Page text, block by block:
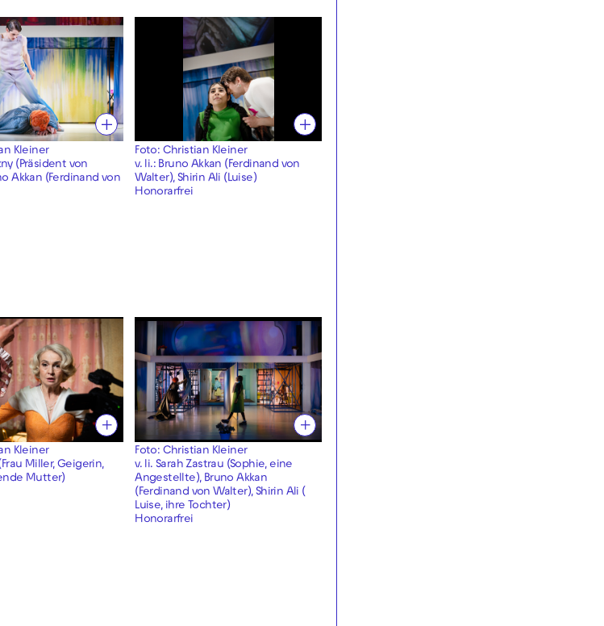
Kleiner
(Präsident von
Akkan (Ferdinand von
Foto: Christian Kleiner
v. li.: Bruno Akkan (Ferdinand von
Walter), Shirin Ali (Luise)
Honorarfrei
Kleiner
Miller, Geigerin,
Mutter)
Foto: Christian Kleiner
v. li. Sarah Zastrau (Sophie, eine
Angestellte), Bruno Akkan
(Ferdinand von Walter), Shirin Ali (
Luise, ihre Tochter)
Honorarfrei